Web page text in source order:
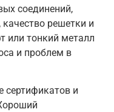
соединений,
качество решетки и
или тонкий металл
и проблем в
сертификатов и